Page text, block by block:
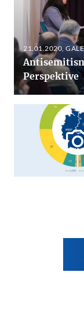
21.01.2020,
Perspektive